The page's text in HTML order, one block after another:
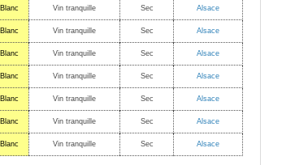
Blanc Vin tranquille Sec Alsace
Blanc Vin tranquille Sec Alsace
Blanc Vin tranquille Sec Alsace
Blanc Vin tranquille Sec Alsace
Blanc Vin tranquille Sec Alsace
Blanc Vin tranquille Sec Alsace
Blanc Vin tranquille Sec Alsace